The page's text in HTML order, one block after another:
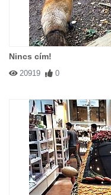
Nincs cím!
20919 0